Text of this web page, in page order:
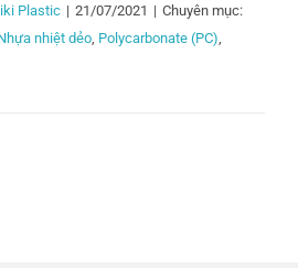
Plastic | 21/07/2021 | Chuyên mục:
nhiệt dẻo Polycarbonate (PC)